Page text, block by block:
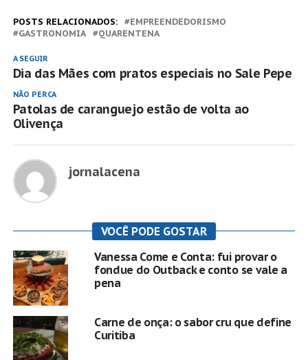
POSTS RELACIONADOS:
EMPREENDEDORISMO
GASTRONOMIA
QUARENTENA
A SEGUIR
Dia das Mães com pratos especiais no Sale Pepe
NÃO PERCA
Patolas de caranguejo estão de volta ao
Olivença
jornalacena
VOCÊ PODE GOSTAR
Vanessa Come e Conta: fui provar o
fondue do Outback e conto se vale a
pena
Carne de onça: o sabor cru que define
Curitiba